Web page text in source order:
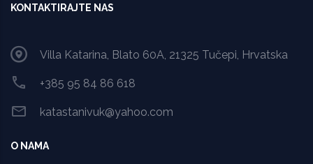
KONTAKTIRAJTE NAS
Villa Katarina, Blato 60A, 21325 Tučepi, Hrvatska
+385 95 84 86 618
katastanivuk@yahoo.com
O NAMA